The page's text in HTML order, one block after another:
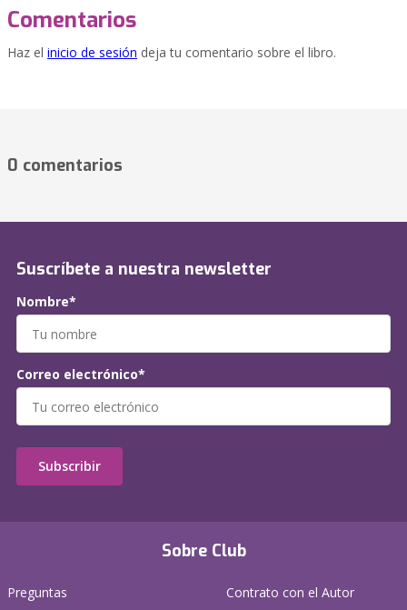
Comentarios
Haz el inicio de sesión deja tu comentario sobre el libro.
0 comentarios
Sobre Club
Preguntas
Contrato con el Autor
Suscríbete a nuestra newsletter
Nombre*
Correo electrónico*
Subscribir